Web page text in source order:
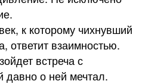
к которому чихнувший
ответит взаимностью.
встреча с
давно о ней мечтал.